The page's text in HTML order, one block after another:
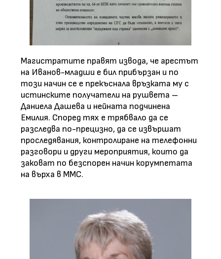
Магистратите правят извода, че арестът
на Иванов-младши е бил прибързан и по
този начин се е прекъснала връзката му с
истинските получатели на рушвета –
Даниела Дашева и нейната подчинена
Емилия. Според тях е трябвало да се
разследва по-прецизно, да се извършат
проследявания, контролиране на телефонни
разговори и други мероприятия, които да
заковат по безспорен начин корумпетата
на върха в ММС.